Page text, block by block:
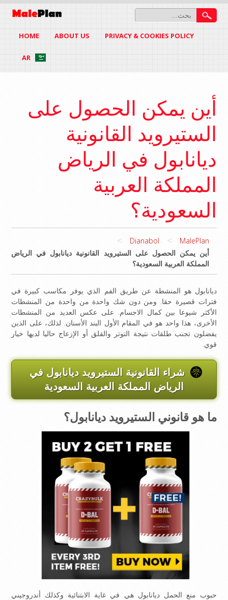
HOME ABOUT US PRIVACY & COOKIES POLICY
AR
أين يمكن الحصول على
الستيرويد القانونية
ديانابول في الرياض
المملكة العربية
السعودية؟
MalePlan
>
Dianabol
>
أين يمكن الحصول على الستيرويد القانونية ديانابول في الرياض
المملكة العربية السعودية؟
ديانابول هو المنشطة عن طريق الفم الذي يوفر مكاسب كبيرة في
فترات قصيرة حقا. ومن دون شك واحدة من واحدة من المنشطات
الأكثر شيوعا بين كمال الاجسام. على عكس العديد من المنشطات
الأخرى، هذا واحد هو في المقام الأول البند الأسنان. لذلك، على الذين
يفضلون تجنب طلقات نتيجة التوتر والقلق أو الإزعاج حاليا لديها خيار
قوي.
شراء القانونية الستيرويد ديانابول في
الرياض المملكة العربية السعودية
ما هو قانوني الستيرويد ديانابول؟
حبوب منع الحمل ديانابول هي في غاية الابتنائية وكذلك أندروجيني